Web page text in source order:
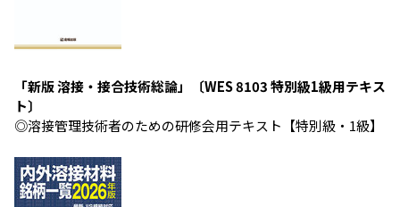
「新版 溶接・接合技術総論」〔WES 8103 特別級1級用テキス
ト〕
◎溶接管理技術者のための研修会用テキスト【特別級・1級】